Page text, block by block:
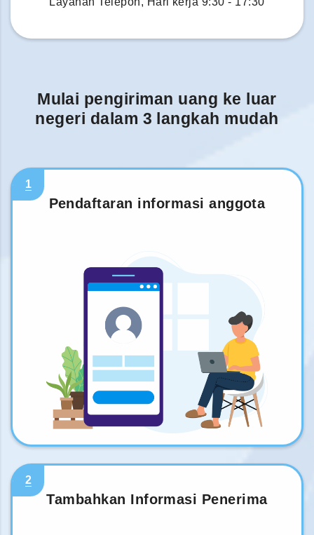
Mulai pengiriman uang ke luar
negeri dalam 3 langkah mudah
1
Pendaftaran informasi anggota
2
Tambahkan Informasi Penerima